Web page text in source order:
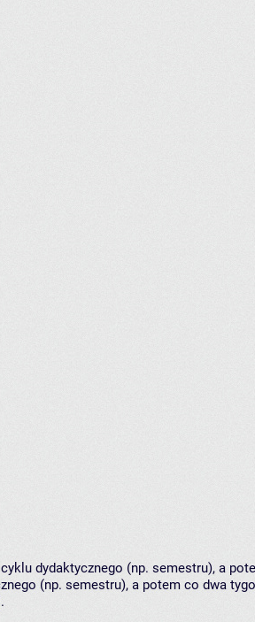
dydaktycznego (np. semestru), a
(np. semestru), a potem co dwa